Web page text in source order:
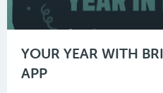
YOUR YEAR WITH
APP